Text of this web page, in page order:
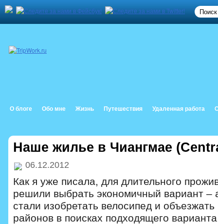
О блоге Обо мне Жизнь Путешествия Удаленная работа
Наше жилье в Чиангмае
06.12.2012
Как я уже писала, для длительного
решили выбрать экономичный вариант –
стали изобретать велосипед и объезжать
районов в поисках подходящего